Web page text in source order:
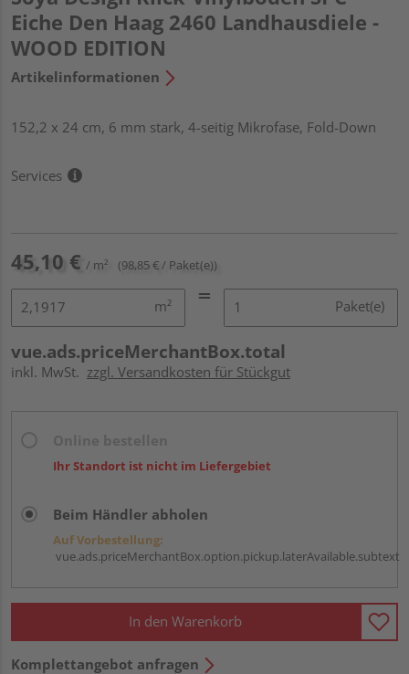
Eiche Den Haag 2460 Landhausdiele -
WOOD EDITION
Artikelinformationen
152,2 x 24 cm, 6 mm stark, 4-seitig Mikrofase, Fold-Down
Services
45,10 € / m² (98,85 € / Paket(e))
m² Paket(e)
vue.ads.priceMerchantBox.total
inkl. MwSt. zzgl. Versandkosten für Stückgut
Ihr Standort ist nicht im Liefergebiet
Beim Händler abholen
Auf Vorbestellung:
vue.ads.priceMerchantBox.option.pickup.laterAvailable.subtext
In den Warenkorb
Komplettangebot anfragen